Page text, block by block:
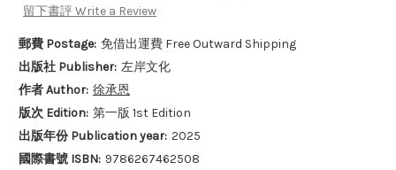
留下書評 Write a Review
郵費 Postage: 免借出運費 Free Outward Shipping
出版社 Publisher: 左岸文化
作者 Author: 徐承恩
版次 Edition: 第一版 1st Edition
出版年份 Publication year: 2025
國際書號 ISBN: 9786267462508